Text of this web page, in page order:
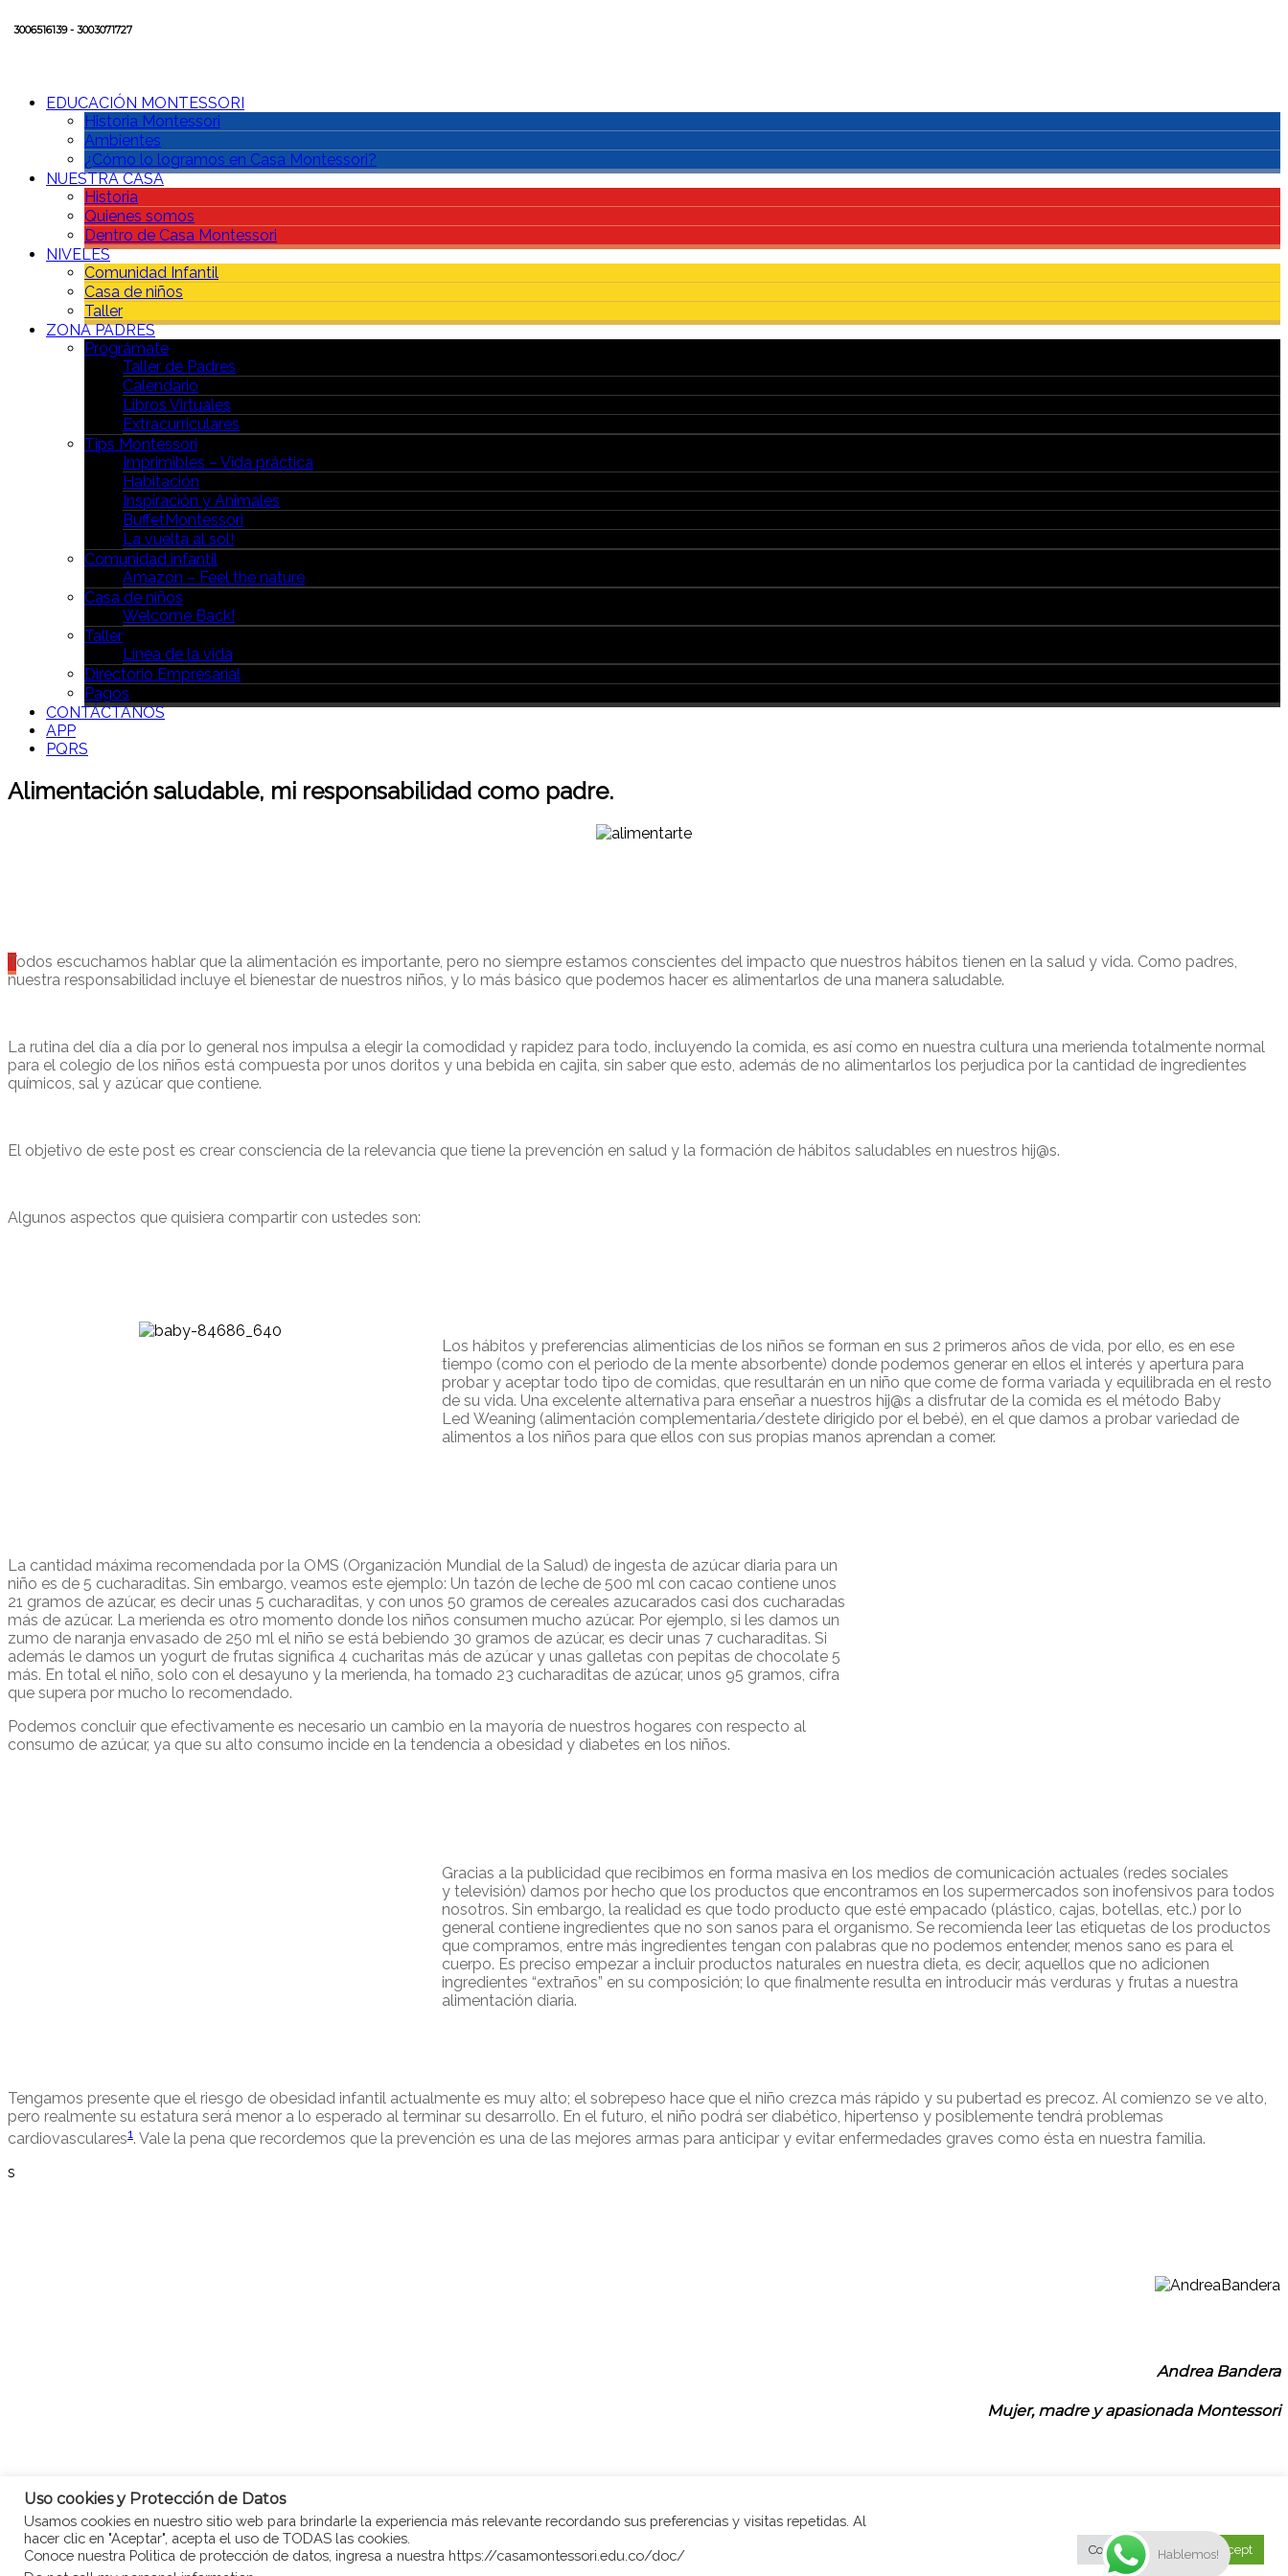
3006516139 - 3003071727
EDUCACIÓN MONTESSORI
Historia Montessori
Ambientes
¿Cómo lo logramos en Casa Montessori?
NUESTRA CASA
Historia
Quienes somos
Dentro de Casa Montessori
NIVELES
Comunidad Infantil
Casa de niños
Taller
ZONA PADRES
Prográmate
Taller de Padres
Calendario
Libros Virtuales
Extracurriculares
Tips Montessori
Imprimibles – Vida práctica
Habitación
Inspiración y Animales
BuffetMontessori
La vuelta al sol!
Comunidad infantil
Amazon – Feel the nature
Casa de niños
Welcome Back!
Taller
Línea de la vida
Directorio Empresarial
Pagos
CONTÁCTANOS
APP
PQRS
Alimentación saludable, mi responsabilidad como padre.
Todos escuchamos hablar que la alimentación es importante, pero no siempre estamos conscientes del impacto que nuestros hábitos tienen en la salud y vida. Como padres,
nuestra responsabilidad incluye el bienestar de nuestros niños, y lo más básico que podemos hacer es alimentarlos de una manera saludable.
La rutina del día a día por lo general nos impulsa a elegir la comodidad y rapidez para todo, incluyendo la comida, es así como en nuestra cultura una merienda totalmente normal
para el colegio de los niños está compuesta por unos doritos y una bebida en cajita, sin saber que esto, además de no alimentarlos los perjudica por la cantidad de ingredientes
químicos, sal y azúcar que contiene.
El objetivo de este post es crear consciencia de la relevancia que tiene la prevención en salud y la formación de hábitos saludables en nuestros hij@s.
Algunos aspectos que quisiera compartir con ustedes son:
Los hábitos y preferencias alimenticias de los niños se forman en sus 2 primeros años de vida, por ello, es en ese
tiempo (como con el periodo de la mente absorbente) donde podemos generar en ellos el interés y apertura para
probar y aceptar todo tipo de comidas, que resultarán en un niño que come de forma variada y equilibrada en el resto
de su vida. Una excelente alternativa para enseñar a nuestros hij@s a disfrutar de la comida es el método Baby
Led Weaning (alimentación complementaria/destete dirigido por el bebé), en el que damos a probar variedad de
alimentos a los niños para que ellos con sus propias manos aprendan a comer.
La cantidad máxima recomendada por la OMS (Organización Mundial de la Salud) de ingesta de azúcar diaria para un
niño es de 5 cucharaditas. Sin embargo, veamos este ejemplo: Un tazón de leche de 500 ml con cacao contiene unos
21 gramos de azúcar, es decir unas 5 cucharaditas, y con unos 50 gramos de cereales azucarados casi dos cucharadas
más de azúcar. La merienda es otro momento donde los niños consumen mucho azúcar. Por ejemplo, si les damos un
zumo de naranja envasado de 250 ml el niño se está bebiendo 30 gramos de azúcar, es decir unas 7 cucharaditas. Si
además le damos un yogurt de frutas significa 4 cucharitas más de azúcar y unas galletas con pepitas de chocolate 5
más. En total el niño, solo con el desayuno y la merienda, ha tomado 23 cucharaditas de azúcar, unos 95 gramos, cifra
que supera por mucho lo recomendado.
Podemos concluir que efectivamente es necesario un cambio en la mayoría de nuestros hogares con respecto al
consumo de azúcar, ya que su alto consumo incide en la tendencia a obesidad y diabetes en los niños.
Gracias a la publicidad que recibimos en forma masiva en los medios de comunicación actuales (redes sociales
y televisión) damos por hecho que los productos que encontramos en los supermercados son inofensivos para todos
nosotros. Sin embargo, la realidad es que todo producto que esté empacado (plástico, cajas, botellas, etc.) por lo
general contiene ingredientes que no son sanos para el organismo. Se recomienda leer las etiquetas de los productos
que compramos, entre más ingredientes tengan con palabras que no podemos entender, menos sano es para el
cuerpo. Es preciso empezar a incluir productos naturales en nuestra dieta, es decir, aquellos que no adicionen
ingredientes “extraños” en su composición; lo que finalmente resulta en introducir más verduras y frutas a nuestra
alimentación diaria.
Tengamos presente que el riesgo de obesidad infantil actualmente es muy alto; el sobrepeso hace que el niño crezca más rápido y su pubertad es precoz. Al comienzo se ve alto,
pero realmente su estatura será menor a lo esperado al terminar su desarrollo. En el futuro, el niño podrá ser diabético, hipertenso y posiblemente tendrá problemas
cardiovasculares1. Vale la pena que recordemos que la prevención es una de las mejores armas para anticipar y evitar enfermedades graves como ésta en nuestra familia.
s
Andrea Bandera
Mujer, madre y apasionada Montessori
https://www.minsalud.gov.co/Documentos%20y%20Publicaciones/Obesidad%20infantil.pdf
Uso cookies y Protección de Datos
Usamos cookies en nuestro sitio web para brindarle la experiencia más relevante recordando sus preferencias y visitas repetidas. Al
hacer clic en "Aceptar", acepta el uso de TODAS las cookies.
Conoce nuestra Politica de protección de datos, ingresa a nuestra https://casamontessori.edu.co/doc/
Cookie Settings Accept
Hablemos!